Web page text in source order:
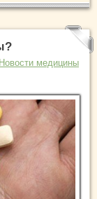
Новости медицины